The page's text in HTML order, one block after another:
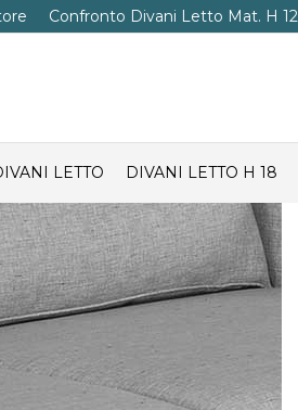
Confronto Divani Letto Mat. H 12
LETTO DIVANI LETTO H 18